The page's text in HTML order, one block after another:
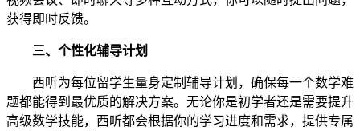
获得即时反馈。
三、个性化辅导计划
西听为每位留学生量身定制辅导计划，确保每一个数学难
题都能得到最优质的解决方案。无论你是初学者还是需要提升
高级数学技能，西听都会根据你的学习进度和需求，提供专属